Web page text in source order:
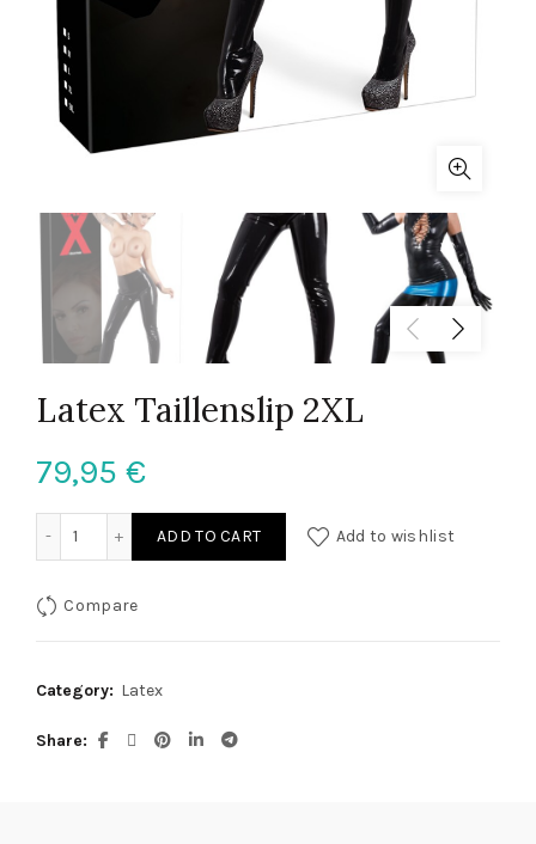
Latex Taillenslip 2XL
79,95 €
ADD TO CART Add to wishlist
Compare
Category: Latex
Share